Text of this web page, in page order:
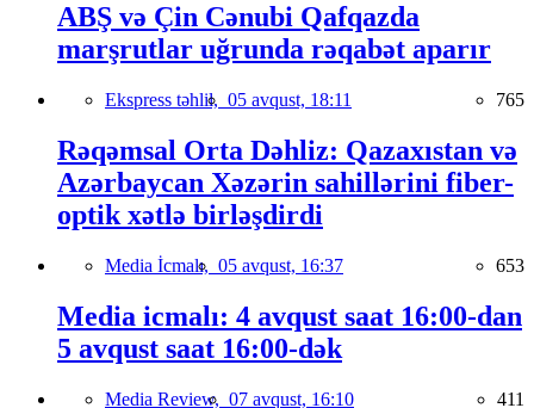
ABŞ və Çin Cənubi Qafqazda
marşrutlar uğrunda rəqabət aparır
Ekspress təhlil, 05 avqust, 18:11 765
Rəqəmsal Orta Dəhliz: Qazaxıstan və
Azərbaycan Xəzərin sahillərini fiber-
optik xətlə birləşdirdi
Media İcmalı, 05 avqust, 16:37 653
Media icmalı: 4 avqust saat 16:00-dan
5 avqust saat 16:00-dək
Media Review, 07 avqust, 16:10 411